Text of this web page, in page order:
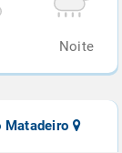
Noite
Matadeiro